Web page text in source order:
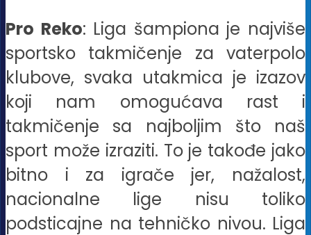
Pro Reko: Liga šampiona je najviše
sportsko takmičenje za vaterpolo
klubove, svaka utakmica je izazov
koji nam omogućava rast i
takmičenje sa najboljim što naš
sport može izraziti. To je takođe jako
bitno i za igrače jer, nažalost,
nacionalne lige nisu toliko
podsticajne na tehničko nivou. Liga